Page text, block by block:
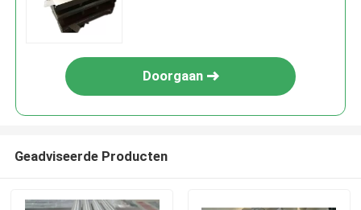
Doorgaan
Geadviseerde Producten